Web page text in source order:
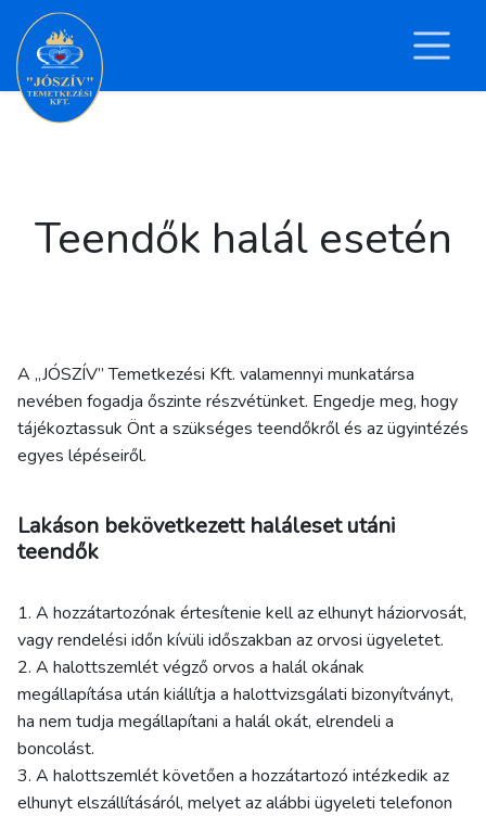
Teendők halál esetén
A „JÓSZÍV” Temetkezési Kft. valamennyi munkatársa
nevében fogadja őszinte részvétünket. Engedje meg, hogy
tájékoztassuk Önt a szükséges teendőkről és az ügyintézés
egyes lépéseiről.
Lakáson bekövetkezett haláleset utáni
teendők
1. A hozzátartozónak értesítenie kell az elhunyt háziorvosát,
vagy rendelési időn kívüli időszakban az orvosi ügyeletet.
2. A halottszemlét végző orvos a halál okának
megállapítása után kiállítja a halottvizsgálati bizonyítványt,
ha nem tudja megállapítani a halál okát, elrendeli a
boncolást.
3. A halottszemlét követően a hozzátartozó intézkedik az
elhunyt elszállításáról, melyet az alábbi ügyeleti telefonon